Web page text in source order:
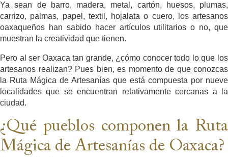
Ya sean de barro, madera, metal, cartón, huesos, plumas,
carrizo, palmas, papel, textil, hojalata o cuero, los artesanos
oaxaqueños han sabido hacer artículos utilitarios o no, que
muestran la creatividad que tienen.
Pero al ser Oaxaca tan grande, ¿cómo conocer todo lo que los
artesanos realizan? Pues bien, es momento de que conozcas
la Ruta Mágica de Artesanías que está compuesta por nueve
localidades que se encuentran relativamente cercanas a la
ciudad.
¿Qué pueblos componen la Ruta
Mágica de Artesanías de Oaxaca?